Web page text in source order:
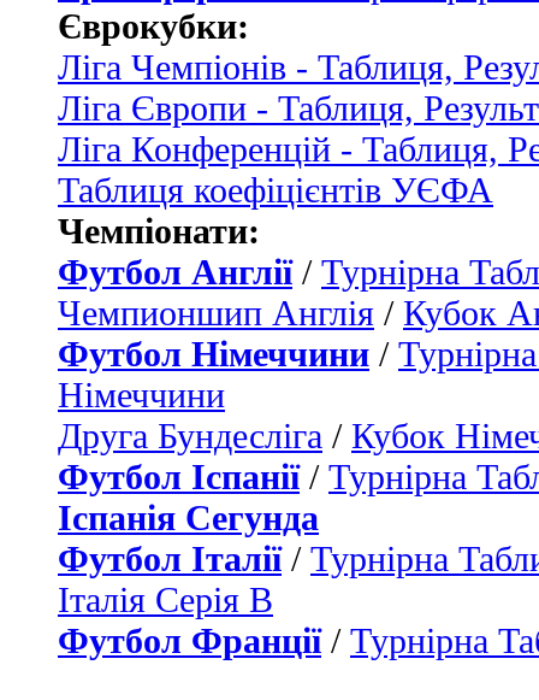
Єврокубки:
Ліга Чемпіонів - Таблиця,
Ліга Європи - Таблиця,
Ліга Конференцій - Таблиця,
Таблиця коефіцієнтів УЄФА
Чемпіонати:
Футбол Англії/ Турнірна
Чемпионшип Англія / Кубок
Футбол Німеччини /
Німеччини
Друга Бундесліга / Кубок
Футбол Іспанії/ Турнірна
Іспанія Сегунда
Футбол Італії/ Турнірна
Італія Серія B
Футбол Франції/ Турнірна